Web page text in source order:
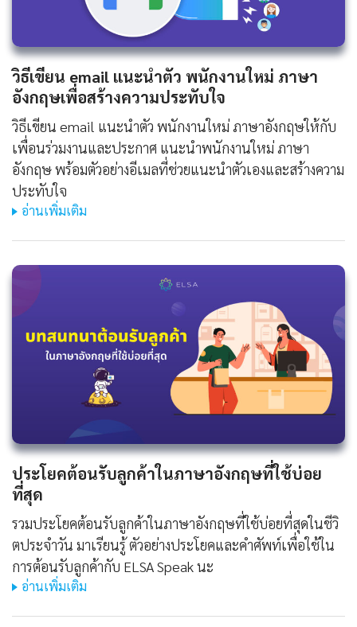
วิธีเขียน email แนะนําตัว พนักงานใหม่ ภาษา
อังกฤษเพื่อสร้างความประทับใจ
วิธีเขียน email แนะนําตัว พนักงานใหม่ ภาษาอังกฤษให้กับ
เพื่อนร่วมงานและประกาศ แนะนําพนักงานใหม่ ภาษา
อังกฤษ พร้อมตัวอย่างอีเมลที่ช่วยแนะนำตัวเองและสร้างความ
ประทับใจ
อ่านเพิ่มเติม
ประโยคต้อนรับลูกค้าในภาษาอังกฤษที่ใช้บ่อย
ที่สุด
รวมประโยคต้อนรับลูกค้าในภาษาอังกฤษที่ใช้บ่อยที่สุดในชีวิ
ตประจําวัน มาเรียนรู้ ตัวอย่างประโยคและคำศัพท์เพื่อใช้ใน
การต้อนรับลูกค้ากับ ELSA Speak นะ
อ่านเพิ่มเติม